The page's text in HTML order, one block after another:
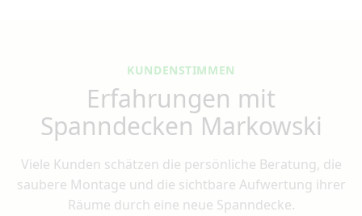
KUNDENSTIMMEN
Erfahrungen mit
Spanndecken Markowski
Viele Kunden schätzen die persönliche Beratung, die
saubere Montage und die sichtbare Aufwertung ihrer
Räume durch eine neue Spanndecke.